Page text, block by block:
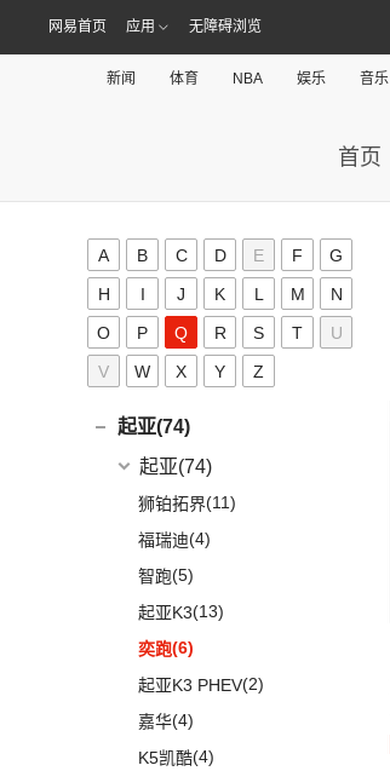
网易首页 应用 无障碍浏览
新闻 体育 NBA 娱乐 音乐
首页
A B C D E F
G
H
I J K L M
N
O
P Q R S T
U
V
W X Y Z
名爵HS(10)
摩根Roadster(2)
摩根Aero 8
(1)
哪吒AYA(4)
哪吒X(9)
NEVS 9-3(0)
NEVS 9-3X
O
欧拉5(5)
好猫
(8)
好猫GT
(5)
朋克猫(0)
闪电猫(7)
P
Polestar极星(15)
Polestar(15)
Polestar 1(1)
Polestar 4
Polestar 2
Polestar 3(2)
朋克汽车(10)
朋克汽车(10)
朋克美美
朋克多多(4)
Q
起亚(74)
起亚(74)
狮铂拓界(11)
福瑞迪(4)
智跑(5)
起亚K3(13)
奕跑(6)
起亚K3 PHEV(2)
嘉华(4)
K5凯酷(4)